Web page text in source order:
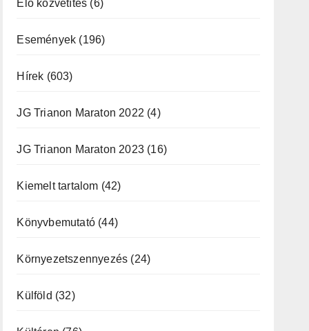
Élő közvetítés (6)
Események (196)
Hírek (603)
JG Trianon Maraton 2022 (4)
JG Trianon Maraton 2023(16)
Kiemelt tartalom (42)
Könyvbemutató(44)
Környezetszennyezés (24)
Külföld (32)